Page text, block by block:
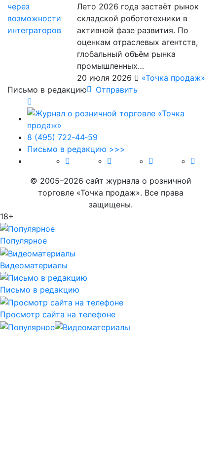
Лето 2026 года застаёт рынок
складской робототехники в
активной фазе развития. По
оценкам отраслевых агентств,
глобальный объём рынка
промышленных…
20 июля 2026
«Точка продаж»
Письмо в редакцию
Отправить
8 (495) 722‑44‑59
Письмо в редакцию >>>
© 2005–2026 сайт журнала о розничной
торговле «Точка продаж». Все права
защищены.
18+
Популярное
Видеоматериалы
Письмо в редакцию
Просмотр сайта на телефоне